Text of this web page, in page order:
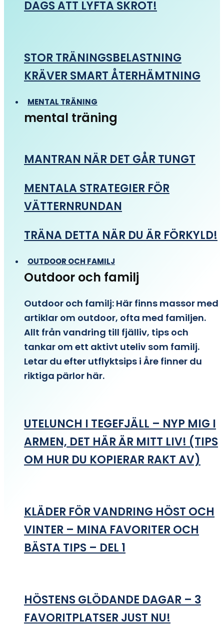
DAGS ATT LYFTA SKROT!
STOR TRÄNINGSBELASTNING
KRÄVER SMART ÅTERHÄMTNING
MENTAL TRÄNING
mental träning
MANTRAN NÄR DET GÅR TUNGT
MENTALA STRATEGIER FÖR
VÄTTERNRUNDAN
TRÄNA DETTA NÄR DU ÄR FÖRKYLD!
OUTDOOR OCH FAMILJ
Outdoor och familj
Outdoor och familj: Här finns massor med
artiklar om outdoor, ofta med familjen.
Allt från vandring till fjälliv, tips och
tankar om ett aktivt uteliv som familj.
Letar du efter utflyktsips i Åre finner du
riktiga pärlor här.
UTELUNCH I TEGEFJÄLL – NYP MIG I
ARMEN, DET HÄR ÄR MITT LIV! (TIPS
OM HUR DU KOPIERAR RAKT AV)
KLÄDER FÖR VANDRING HÖST OCH
VINTER – MINA FAVORITER OCH
BÄSTA TIPS – DEL 1
HÖSTENS GLÖDANDE DAGAR – 3
FAVORITPLATSER JUST NU!